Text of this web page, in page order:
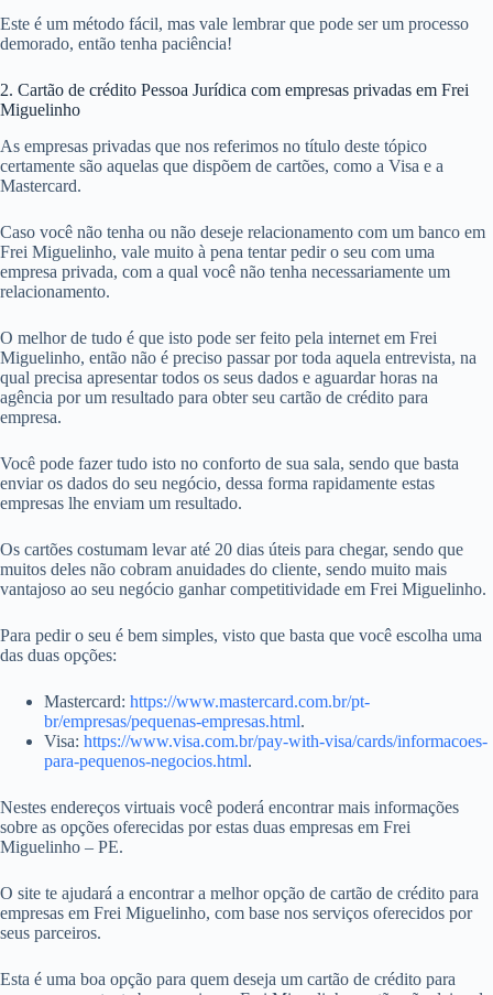
Este é um método fácil, mas vale lembrar que pode ser um processo
demorado, então tenha paciência!
2. Cartão de crédito Pessoa Jurídica com empresas privadas em Frei
Miguelinho
As empresas privadas que nos referimos no título deste tópico
certamente são aquelas que dispõem de cartões, como a Visa e a
Mastercard.
Caso você não tenha ou não deseje relacionamento com um banco em
Frei Miguelinho, vale muito à pena tentar pedir o seu com uma
empresa privada, com a qual você não tenha necessariamente um
relacionamento.
O melhor de tudo é que isto pode ser feito pela internet em Frei
Miguelinho, então não é preciso passar por toda aquela entrevista, na
qual precisa apresentar todos os seus dados e aguardar horas na
agência por um resultado para obter seu cartão de crédito para
empresa.
Você pode fazer tudo isto no conforto de sua sala, sendo que basta
enviar os dados do seu negócio, dessa forma rapidamente estas
empresas lhe enviam um resultado.
Os cartões costumam levar até 20 dias úteis para chegar, sendo que
muitos deles não cobram anuidades do cliente, sendo muito mais
vantajoso ao seu negócio ganhar competitividade em Frei Miguelinho.
Para pedir o seu é bem simples, visto que basta que você escolha uma
das duas opções:
Mastercard: https://www.mastercard.com.br/pt-
br/empresas/pequenas-empresas.html.
Visa: https://www.visa.com.br/pay-with-visa/cards/informacoes-
para-pequenos-negocios.html.
Nestes endereços virtuais você poderá encontrar mais informações
sobre as opções oferecidas por estas duas empresas em Frei
Miguelinho – PE.
O site te ajudará a encontrar a melhor opção de cartão de crédito para
empresas em Frei Miguelinho, com base nos serviços oferecidos por
seus parceiros.
Esta é uma boa opção para quem deseja um cartão de crédito para